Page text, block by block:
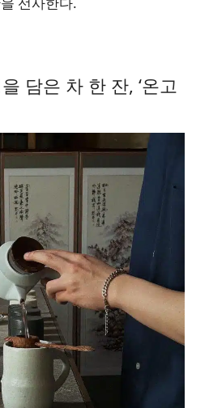
담은 차 한 잔, ‘온고